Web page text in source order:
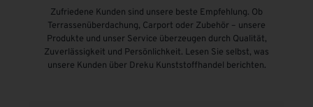
Zufriedene Kunden sind unsere beste Empfehlung. Ob
Terrassenüberdachung, Carport oder Zubehör – unsere
Produkte und unser Service überzeugen durch Qualität,
Zuverlässigkeit und Persönlichkeit. Lesen Sie selbst, was
unsere Kunden über Dreku Kunststoffhandel berichten.